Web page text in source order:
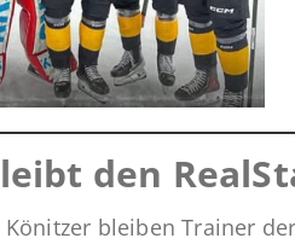
den
bleiben Trainer